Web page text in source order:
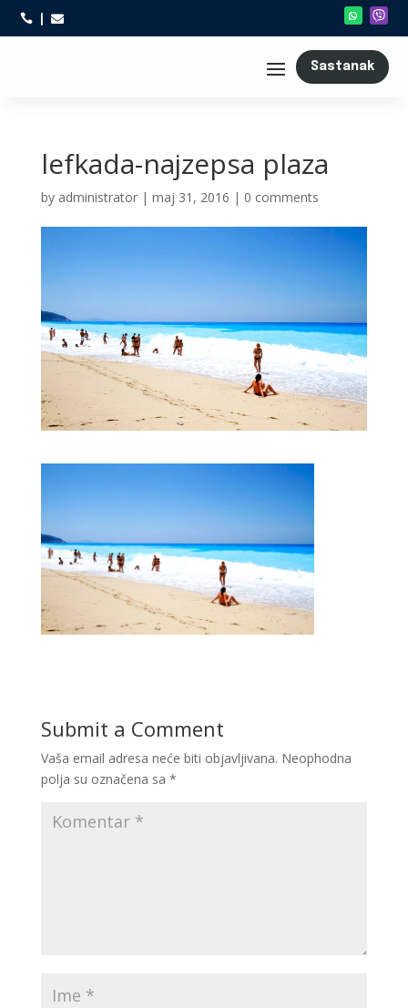
 
Sastanak
lefkada-najzepsa plaza
by administrator| maj 31, 2016 | 0 comments
Submit a Comment
Vaša email adresa neće biti objavljivana. Neophodna
polja su označena sa *